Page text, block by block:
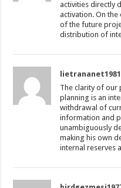
activities directly
activation. On
of the future
distribution of
lietrananet1981
The clarity of our
planning is an
withdrawal of
information and
unambiguously
making his own
internal reserves